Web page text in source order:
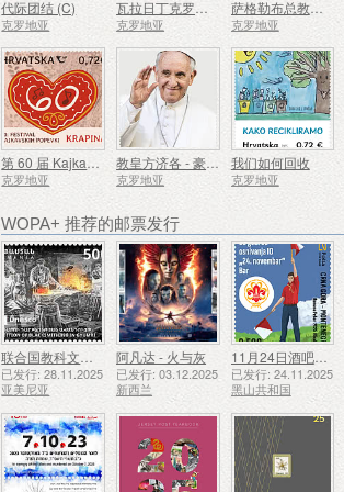
代际团结 (C)
克罗地亚
瓦拉日丁克罗地亚国家剧院大楼 150 周年
克罗地亚
萨格勒布总教区明爱成立 90 周年 (C)
克罗地亚
第 60 届 Kajkavian 歌曲节 Krapina (C)
克罗地亚
教皇方济各 - 豪尔赫·马里奥·贝尔格里奥（1936-2025）（C)
克罗地亚
我们如何回收
克罗地亚
WOPA+ 推荐的邮票发行
联合国教科文组织人类非物质文化遗产代表作名录——久姆里的铁匠技艺
已发行: 28.11.2025
亚美尼亚
阿凡达 - 火与灰
已发行: 03.12.2025
新西兰
11月24日酒吧侦察员成立50周年
已发行: 24.11.2025
黑山共和国